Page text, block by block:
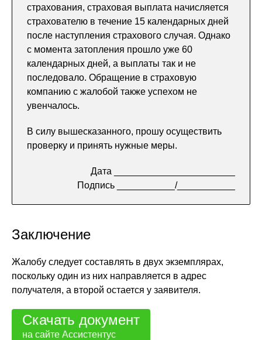
страхования, страховая выплата начисляется
страхователю в течение 15 календарных дней
после наступления страхового случая. Однако
с момента затопления прошло уже 60
календарных дней, а выплаты так и не
последовало. Обращение в страховую
компанию с жалобой также успехом не
увенчалось.
В силу вышесказанного, прошу осуществить
проверку и принять нужные меры.
Дата _______________________
Подпись ___________/___________
Заключение
Жалобу следует составлять в двух экземплярах,
поскольку один из них направляется в адрес
получателя, а второй остается у заявителя.
Скачать документ
на сайте Ассистентус